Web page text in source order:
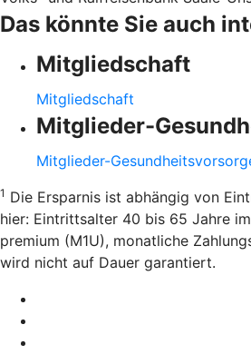
Das könnte Sie auch
Mitgliedschaft
Mitgliedschaft
Mitglieder-
Mitglieder-
1 Die Ersparnis ist abhängig von
hier: Eintrittsalter 40 bis 65 Jahre
premium (M1U), monatliche
wird nicht auf Dauer garantiert.